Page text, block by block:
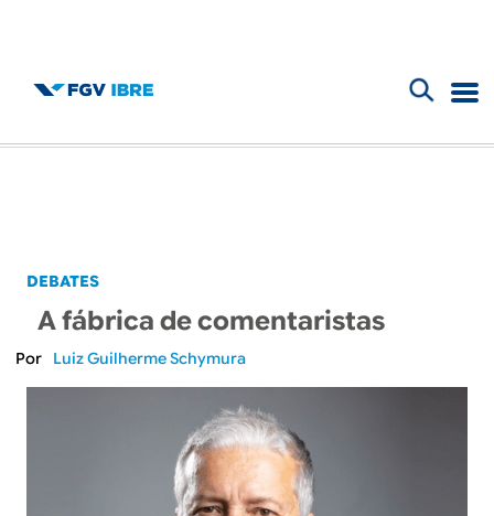
B
g
d
o
o
l
á
r
o
d
DEBATES
A fábrica de comentaristas
Luiz Guilherme Schymura